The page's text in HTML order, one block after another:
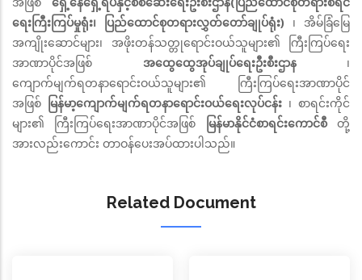
ရေးကြီးကြပ်မှုရုံး၊ ပြည်ထောင်စုတရားလွှတ်တော်ချုပ်ရုံး) ၊ အိမ်ခြံမြေ
အကျိုးဆောင်များ၊ အဖိုးတန်သတ္တုရောင်းဝယ်သူများ၏ ကြီးကြပ်ရေး
အာဏာပိုင်အဖြစ် အထွေထွေအုပ်ချုပ်ရေးဦးစီးဌာန၊
ကျောက်မျက်ရတနာရောင်းဝယ်သူများ၏ ကြီးကြပ်ရေးအာဏာပိုင်
အဖြစ် မြန်မာ့ကျောက်မျက်ရတနာရောင်းဝယ်ရေးလုပ်ငန်း ၊ စာရင်းကိုင်
များ၏ ကြီးကြပ်ရေးအာဏာပိုင်အဖြစ်
မြန်မာနိုင်ငံစာရင်းကောင်စီတို့
အားလည်းကောင်း တာဝန်ပေးအပ်ထားပါသည်။
Related Document